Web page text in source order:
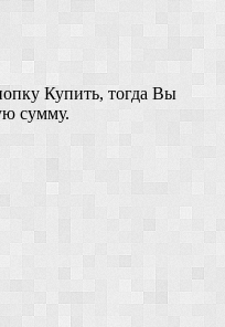
Купить, тогда Вы
сумму.